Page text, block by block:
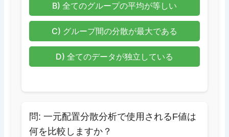
B) 全てのグループの平均が等しい
C) グループ間の分散が最大である
D) 全てのデータが独立している
問: 一元配置分散分析で使用されるF値は
何を比較しますか？